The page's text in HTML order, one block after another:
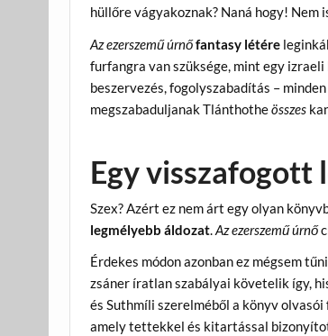
hüllőre vágyakoznak? Naná hogy! Nem
Az ezerszemű úrnőfantasy létére
furfangra van szüksége, mint egy
beszervezés, fogolyszabadítás –
megszabaduljanak Tlánthotheösszes
Egy visszafogott
Szex? Azért ez nem árt egy olyan
legmélyebb áldozat.Az ezerszemű úrnő
Érdekes módon azonban ez mégsem
zsáner íratlan szabályai követelik így,
és Suthmíli szerelméből a könyv
amely tettekkel és kitartással